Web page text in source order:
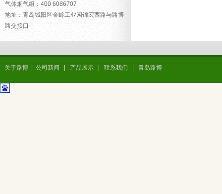
气体烟气组：400 6086707
地址：青岛城阳区金岭工业园锦宏西路与路博
路交接口
关于路博 公司新闻 产品展示 联系我们 青岛路博